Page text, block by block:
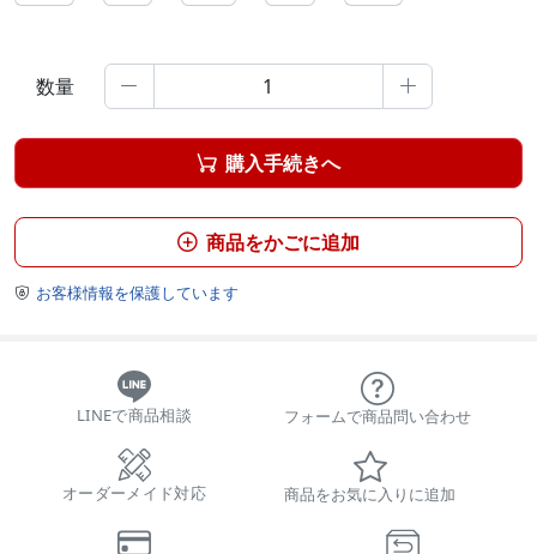
数量  
 購入手続きへ
 商品をかごに追加
 お客様情報を保護しています
LINEで商品相談 フォームで商品問い合わせ
オーダーメイド対応 商品をお気に入りに追加